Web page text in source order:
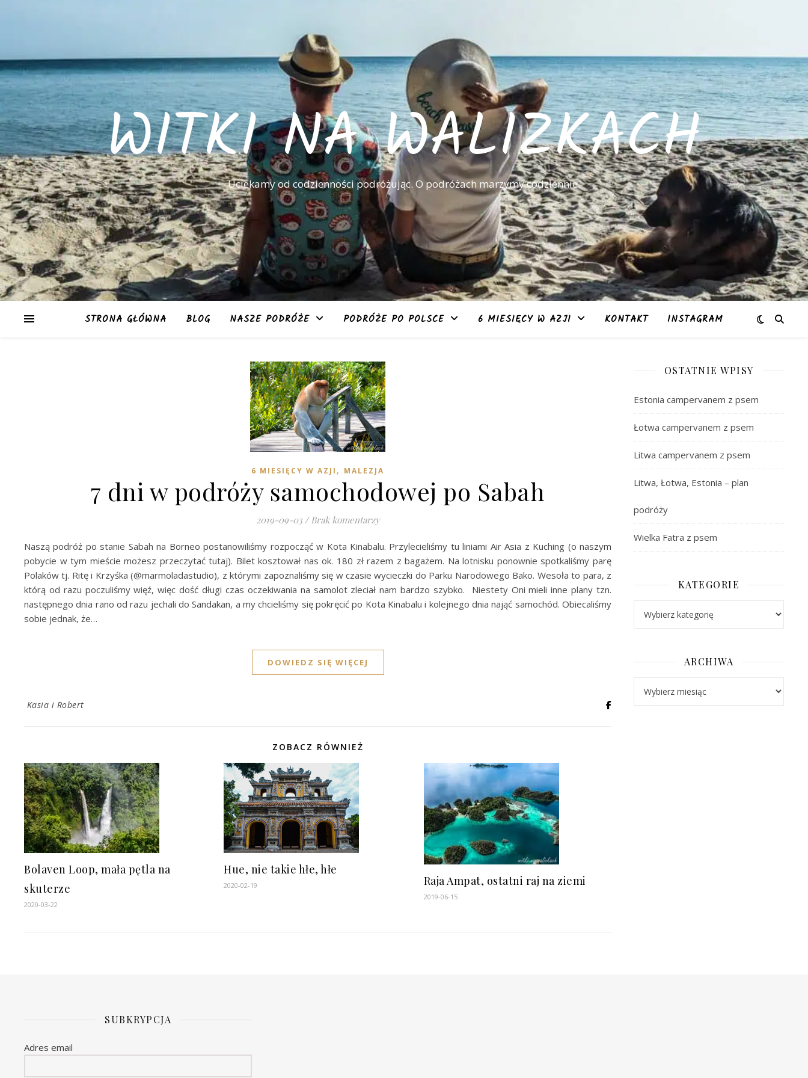
WITKI NA WALIZKACH
Uciekamy od codzienności podróżując. O podróżach marzymy codziennie.
STRONA GŁÓWNA BLOG NASZE PODRÓŻE PODRÓŻE PO POLSCE 6 MIESIĘCY W AZJI KONTAKT INSTAGRAM
6 MIESIĘCY W AZJI , MALEZJA
7 dni w podróży samochodowej po Sabah
2019-09-03 / Brak komentarzy
Naszą podróż po stanie Sabah na Borneo postanowiliśmy rozpocząć w Kota Kinabalu. Przylecieliśmy tu liniami Air Asia z Kuching (o naszym
pobycie w tym mieście możesz przeczytać tutaj). Bilet kosztował nas ok. 180 zł razem z bagażem. Na lotnisku ponownie spotkaliśmy parę
Polaków tj. Ritę i Krzyśka (@marmoladastudio), z którymi zapoznaliśmy się w czasie wycieczki do Parku Narodowego Bako. Wesoła to para, z
którą od razu poczuliśmy więź, więc dość długi czas oczekiwania na samolot zleciał nam bardzo szybko. Niestety Oni mieli inne plany tzn.
następnego dnia rano od razu jechali do Sandakan, a my chcieliśmy się pokręcić po Kota Kinabalu i kolejnego dnia nająć samochód. Obiecaliśmy
sobie jednak, że…
DOWIEDZ SIĘ WIĘCEJ
Kasia i Robert
ZOBACZ RÓWNIEŻ
Bolaven Loop, mała pętla na
skuterze
2020-03-22
Hue, nie takie hłe, hłe
2020-02-19 Raja Ampat, ostatni raj na ziemi
2019-06-15
OSTATNIE WPISY
Estonia campervanem z psem
Łotwa campervanem z psem
Litwa campervanem z psem
Litwa, Łotwa, Estonia – plan
podróży
Wielka Fatra z psem
KATEGORIE
ARCHIWA
SUBKRYPCJA
Adres email